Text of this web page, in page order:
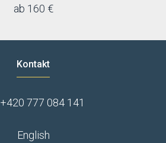
ab 160 €
Kontakt
+420 777 084 141
English